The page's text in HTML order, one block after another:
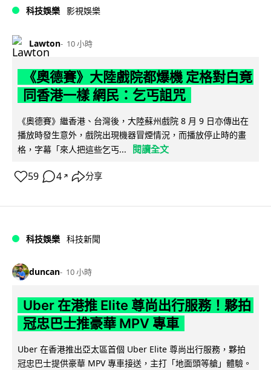
科技娛樂 影視娛樂
Lawton 10 小時
《奧德賽》大陸戲院都爆機 定格對白竟
同香港一樣 網民：乞丐詛咒
《奧德賽》繼香港、台灣後，大陸蘇州戲院 8 月 9 日亦傳出在
播放時發生意外，戲院出現機器冒煙情況，而播放停止時的畫
格，字幕「來人把這些乞丐...
閱讀全文
59 4 ↗ 分享
科技娛樂 科技新聞
duncan 10 小時
Uber 在港推 Elite 尊尚出行服務！夥拍
冠忠巴士推豪華 MPV 專車
Uber 在香港推出亞太區首個 Uber Elite 尊尚出行服務，夥拍
冠忠巴士提供豪華 MPV 專車接送，主打「地面頭等艙」體驗。